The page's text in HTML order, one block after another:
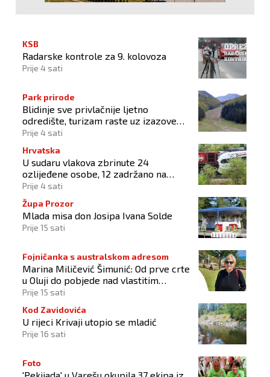
KSB
Radarske kontrole za 9. kolovoza
Prije 4 sati
Park prirode
Blidinje sve privlačnije ljetno
odredište, turizam raste uz izazove
očuvanja prirode
Prije 4 sati
Hrvatska
U sudaru vlakova zbrinute 24
ozlijeđene osobe, 12 zadržano na
liječenju
Prije 4 sati
Župa Prozor
Mlada misa don Josipa Ivana Solde
Prije 15 sati
Fojničanka s australskom adresom
Marina Miličević Šimunić: Od prve crte
u Oluji do pobjede nad vlastitim
„olujama“
Prije 15 sati
Kod Zavidovića
U rijeci Krivaji utopio se mladić
Prije 16 sati
Foto